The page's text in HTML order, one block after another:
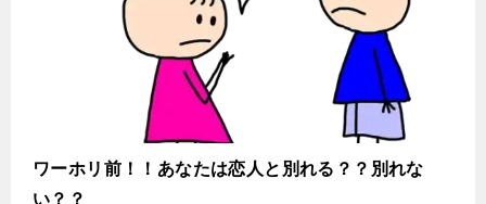
ワーホリ前！！あなたは恋人と別れる？？別れな
い？？